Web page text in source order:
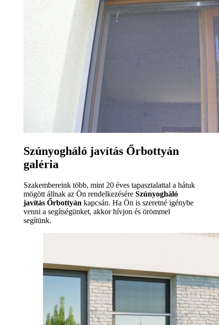
Szúnyogháló javítás Őrbottyán
galéria
Szakembereink több, mint 20 éves tapasztalattal a hátuk
mögött állnak az Ön rendelkezésére Szúnyogháló
javítás Őrbottyán kapcsán. Ha Ön is szeretné igénybe
venni a segítségünket, akkor hívjon és örömmel
segítünk.